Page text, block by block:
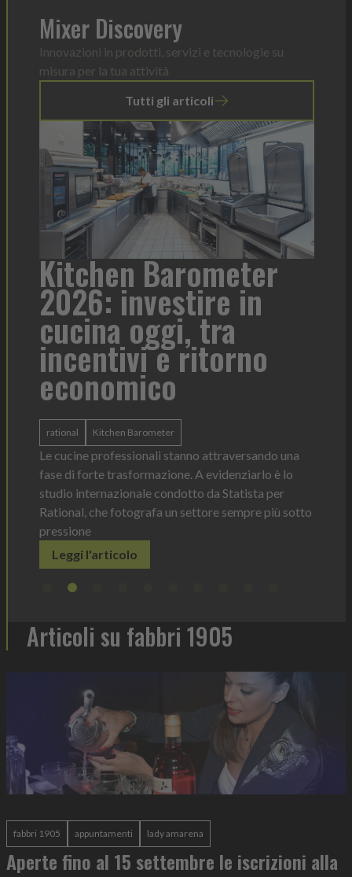
Mixer Discovery
Innovazioni in prodotti, servizi e tecnologie su
misura per la tua attività
Tutti gli articoli
in
una
è lo
Statista per
sempre più sotto
Heinz Mayonnaise:
formato per ogni
contesto di servizio
Heinz Mayonnaise Heinz
La novità di quest'anno è la Chef Bottle 1L:
ergonomica, con perfetta visibilità sul
dosaggio sempre sotto controllo
Leggi l'articolo
Articoli su fabbri 1905
fabbri 1905 appuntamenti lady amarena
Aperte fino al 15 settembre le iscrizioni alla